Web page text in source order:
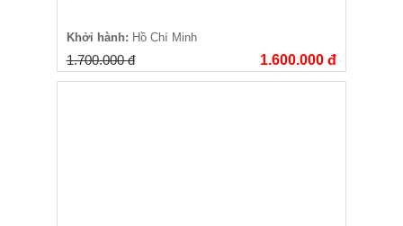
Khởi hành: Hồ Chí Minh
1.700.000 đ 1.600.000 đ